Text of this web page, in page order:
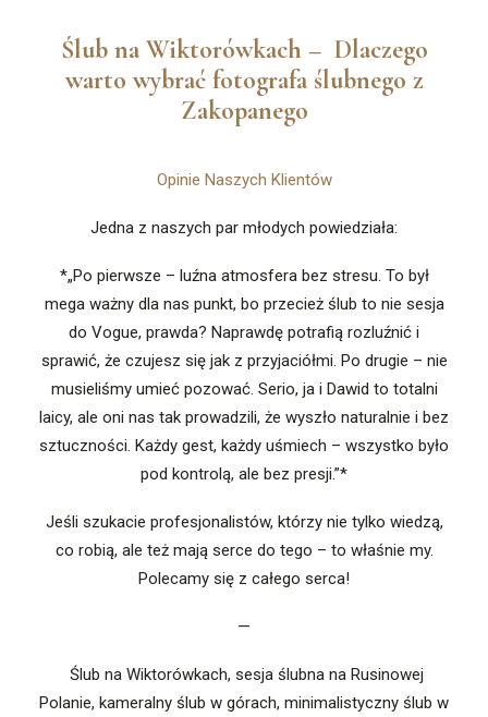
Ślub na Wiktorówkach – Dlaczego
warto wybrać fotografa ślubnego z
Zakopanego
Opinie Naszych Klientów
Jedna z naszych par młodych powiedziała:
*„Po pierwsze – luźna atmosfera bez stresu. To był
mega ważny dla nas punkt, bo przecież ślub to nie sesja
do Vogue, prawda? Naprawdę potrafią rozluźnić i
sprawić, że czujesz się jak z przyjaciółmi. Po drugie – nie
musieliśmy umieć pozować. Serio, ja i Dawid to totalni
laicy, ale oni nas tak prowadzili, że wyszło naturalnie i bez
sztuczności. Każdy gest, każdy uśmiech – wszystko było
pod kontrolą, ale bez presji.”*
Jeśli szukacie profesjonalistów, którzy nie tylko wiedzą,
co robią, ale też mają serce do tego – to właśnie my.
Polecamy się z całego serca!
—
Ślub na Wiktorówkach, sesja ślubna na Rusinowej
Polanie, kameralny ślub w górach, minimalistyczny ślub w